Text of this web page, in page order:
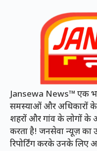
Jansewa News™ एक
समस्याओं और अधिकारों के
शहरों और गांव के लोगों के
करता है! जनसेवा न्यूज़ का
रिपोर्टिंग करके उनके लिए